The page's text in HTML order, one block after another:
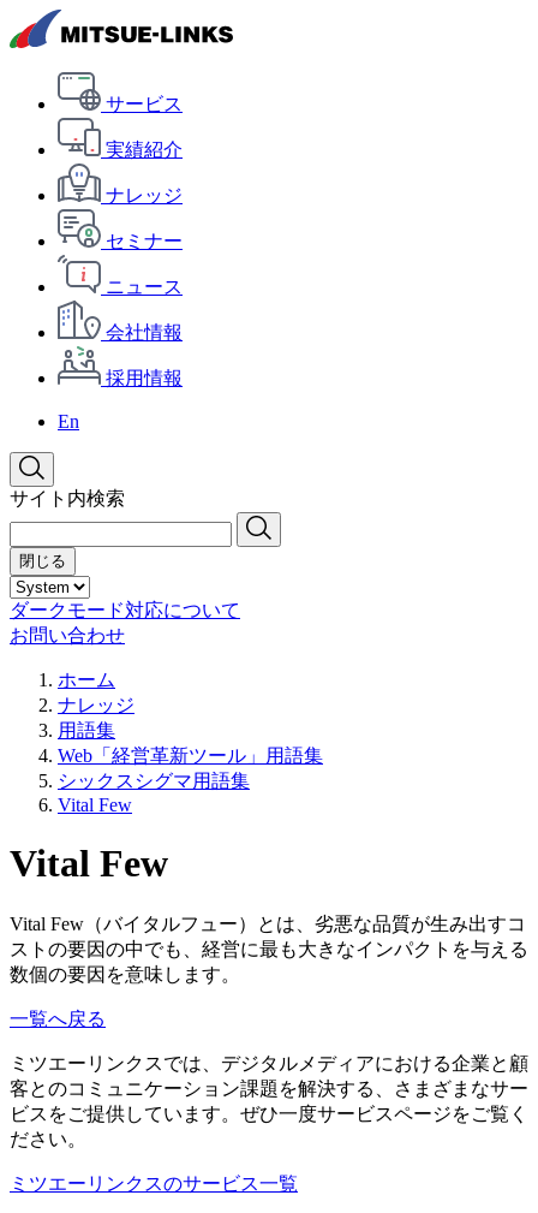
サービス
実績紹介
ナレッジ
セミナー
ニュース
会社情報
採用情報
En
サイト内検索
閉じる
ダークモード対応について
お問い合わせ
ホーム
ナレッジ
用語集
Web「経営革新ツール」用語集
シックスシグマ用語集
Vital Few
Vital Few
Vital Few（バイタルフュー）とは、劣悪な品質が生み出すコ
ストの要因の中でも、経営に最も大きなインパクトを与える
数個の要因を意味します。
一覧へ戻る
ミツエーリンクスでは、デジタルメディアにおける企業と顧
客とのコミュニケーション課題を解決する、さまざまなサー
ビスをご提供しています。ぜひ一度サービスページをご覧く
ださい。
ミツエーリンクスのサービス一覧